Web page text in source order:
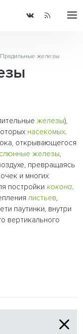
Прядильные железы
железы),
насекомых.
открывающегося
слюнные железы,
превращаясь
и многих
постройки кокона.
листьев,
паутинки, внутри
вертикального